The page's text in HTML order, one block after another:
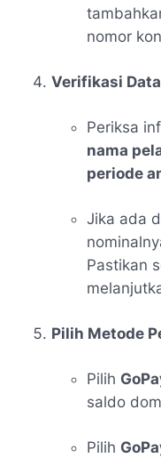
nomor
Verifikasi
Periksa
nama
periode
Jika ada
Pastikan
Pilih Metode
Pilih
saldo
Pilih